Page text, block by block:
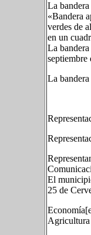
La
«Bandera
verdes de
en un
La
septiembre
La
El
25 de
Agricultura